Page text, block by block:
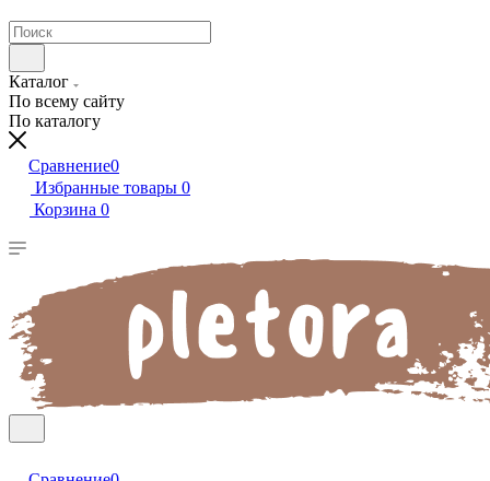
Каталог
По всему сайту
По каталогу
Сравнение0
Избранные товары 0
Корзина 0